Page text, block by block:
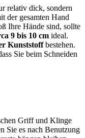
relativ dick, sondern
der gesamten Hand
Ihre Hände sind, sollte
9 bis 10 cm ideal.
Kunststoffbestehen.
Sie beim Schneiden
Griff und Klinge
Sie es nach Benutzung